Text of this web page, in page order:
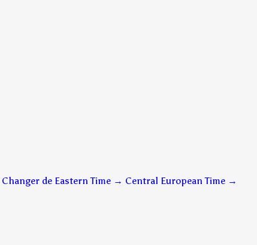
Changer de Eastern Time → Central European Time →